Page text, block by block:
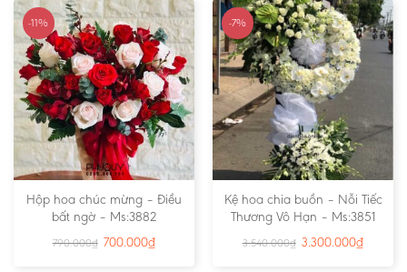
-11%
Hộp hoa chúc mừng – Điều
bất ngờ – Ms:3882
790.000₫ 700.000₫
-7%
Kệ hoa chia buồn – Nỗi Tiếc
Thương Vô Hạn – Ms:3851
3.540.000₫ 3.300.000₫